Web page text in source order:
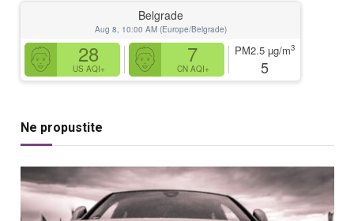
Belgrade
Aug 8, 10:00 AM (Europe/Belgrade)
28
US AQI+
7
CN AQI+
PM2.5 µg/m3
5
Ne propustite